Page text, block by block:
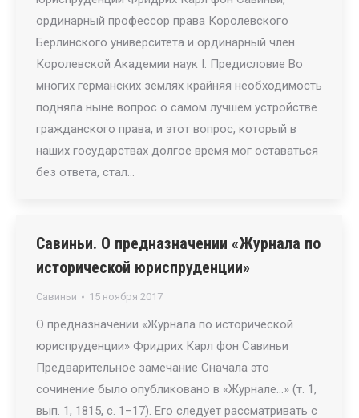
ординарный профессор права Королевского
Берлинского университета и ординарный член
Королевской Академии наук I. Предисловие Во
многих германских землях крайняя необходимость
подняла ныне вопрос о самом лучшем устройстве
гражданского права, и этот вопрос, который в
наших государствах долгое время мог оставаться
без ответа, стал…
Савиньи. О предназначении «Журнала по
исторической юриспруденции»
Савиньи 15 ноября 2017
О предназначении «Журнала по исторической
юриспруденции» Фридрих Карл фон Савиньи
Предварительное замечание Сначала это
сочинение было опубликовано в «Журнале…» (т. 1,
вып. 1, 1815, с. 1–17). Его следует рассматривать с